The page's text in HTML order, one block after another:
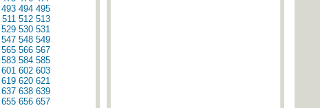
493 494 495
511 512 513
529 530 531
547 548 549
565 566 567
583 584 585
601 602 603
619 620 621
637 638 639
655 656 657